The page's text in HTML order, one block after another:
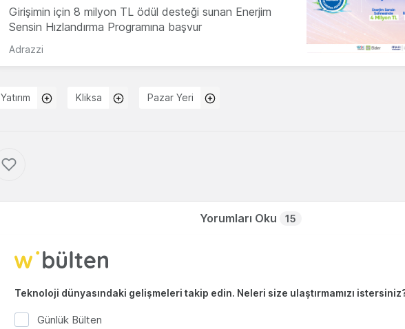
Girişimin için 8 milyon TL ödül desteği sunan Enerjim
Sensin Hızlandırma Programına başvur
Adrazzi
Yatırım Kliksa Pazar Yeri
Yorumları Oku 15
Teknoloji dünyasındaki gelişmeleri takip edin. Neleri size ulaştırmamızı
Günlük Bülten